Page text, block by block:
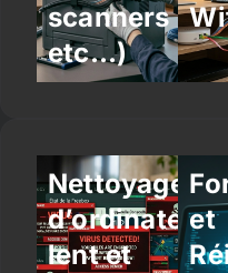
scanners
etc…)
Nettoyage
d’ordinateur
lent et
et